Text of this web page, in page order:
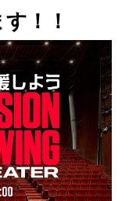
！！